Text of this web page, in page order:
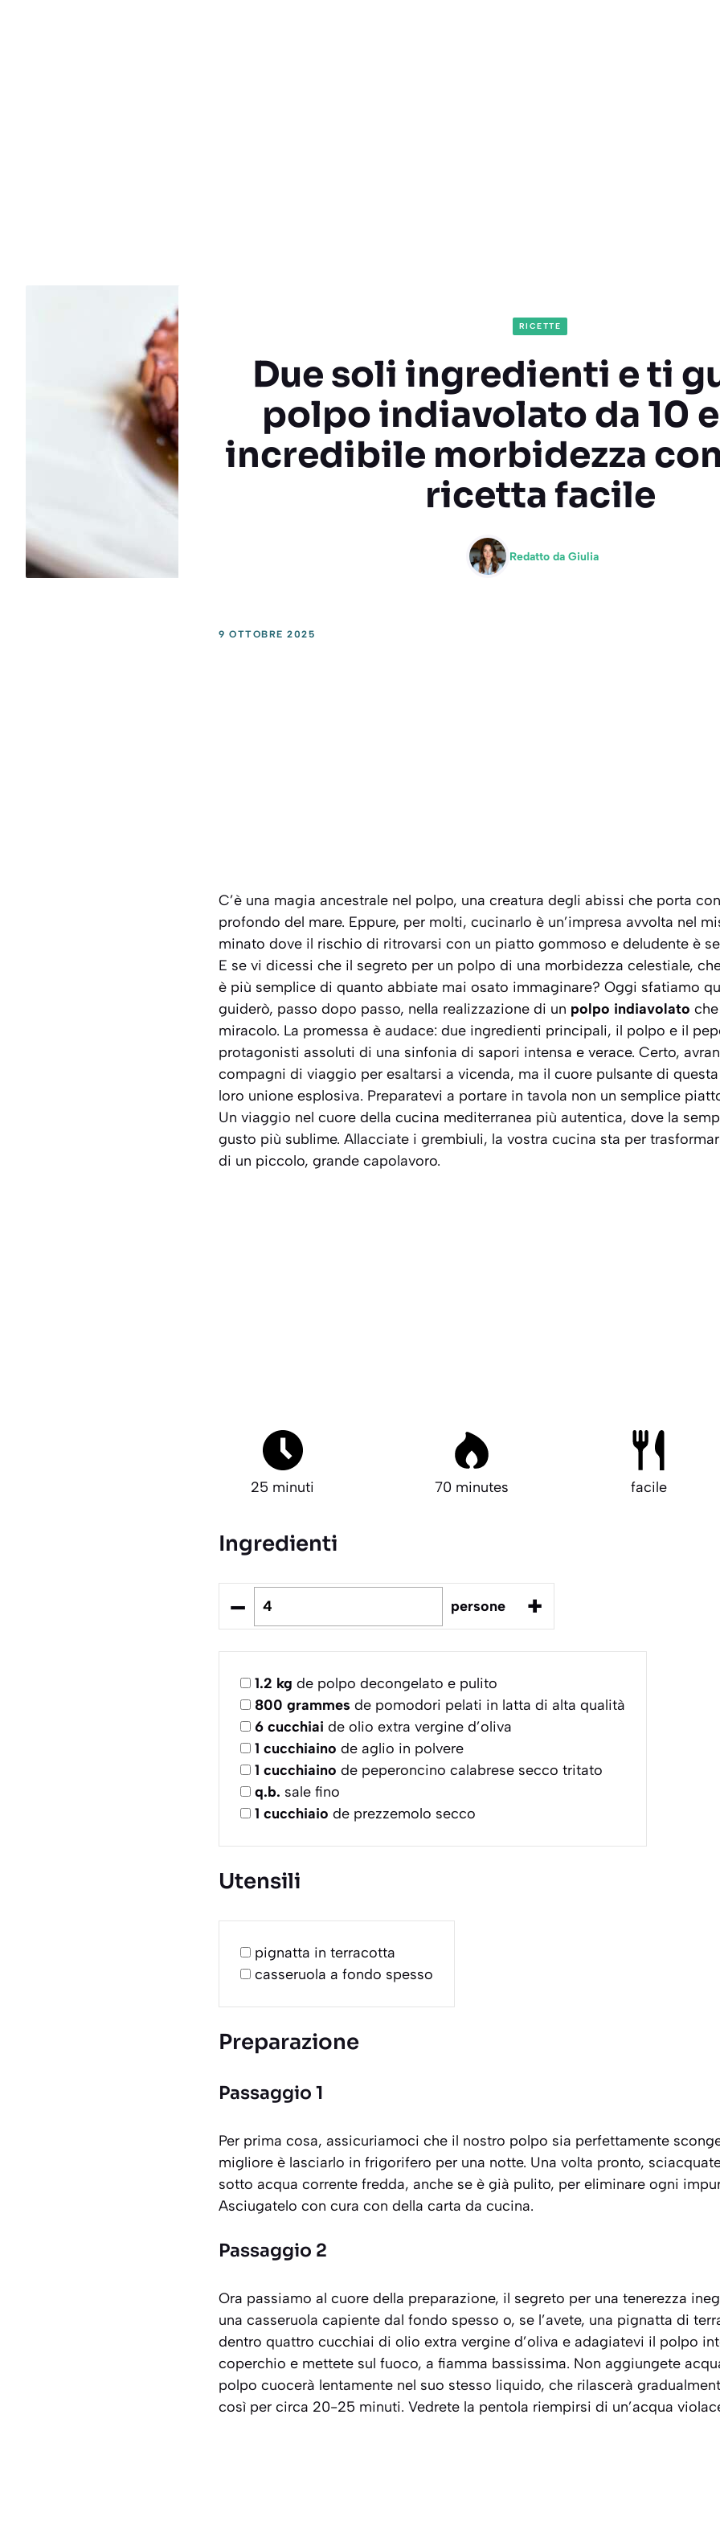
RICETTE
Due soli ingredienti e ti
polpo indiavolato da 10
incredibile morbidezza
ricetta facile
Redatto da Giulia
9 OTTOBRE 2025
C’è una magia ancestrale nel polpo, una creatura degli abissi che porta
profondo del mare. Eppure, per molti, cucinarlo è un’impresa avvolta nel
minato dove il rischio di ritrovarsi con un piatto gommoso e deludente è
E se vi dicessi che il segreto per un polpo di una morbidezza celestiale,
è più semplice di quanto abbiate mai osato immaginare? Oggi sfatiamo
guiderò, passo dopo passo, nella realizzazione di un polpo indiavolato
miracolo. La promessa è audace: due ingredienti principali, il polpo e il
protagonisti assoluti di una sinfonia di sapori intensa e verace. Certo,
compagni di viaggio per esaltarsi a vicenda, ma il cuore pulsante di
loro unione esplosiva. Preparatevi a portare in tavola non un semplice
Un viaggio nel cuore della cucina mediterranea più autentica, dove la
gusto più sublime. Allacciate i grembiuli, la vostra cucina sta per
di un piccolo, grande capolavoro.
25 minuti 70 minutes facile
Ingredienti
– persone +
1.2 kg de polpo decongelato e pulito
800 grammes de pomodori pelati in latta di alta qualità
6 cucchiai de olio extra vergine d’oliva
1 cucchiaino de aglio in polvere
1 cucchiaino de peperoncino calabrese secco tritato
q.b. sale fino
1 cucchiaio de prezzemolo secco
Utensili
pignatta in terracotta
casseruola a fondo spesso
Preparazione
Passaggio 1
Per prima cosa, assicuriamoci che il nostro polpo sia perfettamente
migliore è lasciarlo in frigorifero per una notte. Una volta pronto,
sotto acqua corrente fredda, anche se è già pulito, per eliminare ogni
Asciugatelo con cura con della carta da cucina.
Passaggio 2
Ora passiamo al cuore della preparazione, il segreto per una tenerezza
una casseruola capiente dal fondo spesso o, se l’avete, una pignatta di
dentro quattro cucchiai di olio extra vergine d’oliva e adagiatevi il polpo
coperchio e mettete sul fuoco, a fiamma bassissima. Non aggiungete
polpo cuocerà lentamente nel suo stesso liquido, che rilascerà
così per circa 20-25 minuti. Vedrete la pentola riempirsi di un’acqua